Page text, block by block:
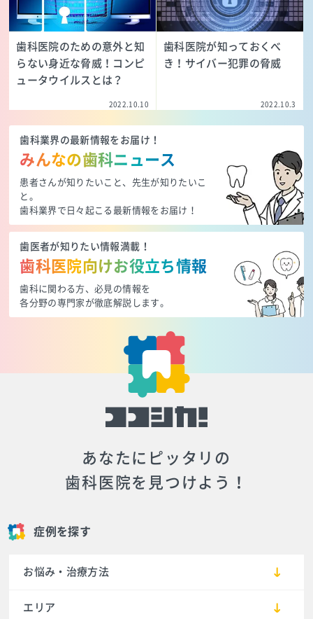
歯科医院のための意外と知
らない身近な脅威！コンピ
ュータウイルスとは？
2022.10.10
歯科医院が知っておくべ
き！サイバー犯罪の脅威
2022.10.3
歯科業界の最新情報をお届け！
みんなの歯科ニュース
患者さんが知りたいこと、先生が知りたいこ
と。
歯科業界で日々起こる最新情報をお届け！
歯医者が知りたい情報満載！
歯科医院向けお役立ち情報
歯科に関わる方、必見の情報を
各分野の専門家が徹底解説します。
あなたにピッタリの
歯科医院を見つけよう！
症例を探す
お悩み・治療方法
エリア